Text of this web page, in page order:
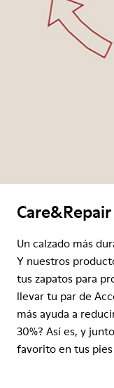
Care&Repair
Un calzado más
Y nuestros
tus zapatos para
llevar tu par de
más ayuda a
30%? Así es, y
favorito en tus